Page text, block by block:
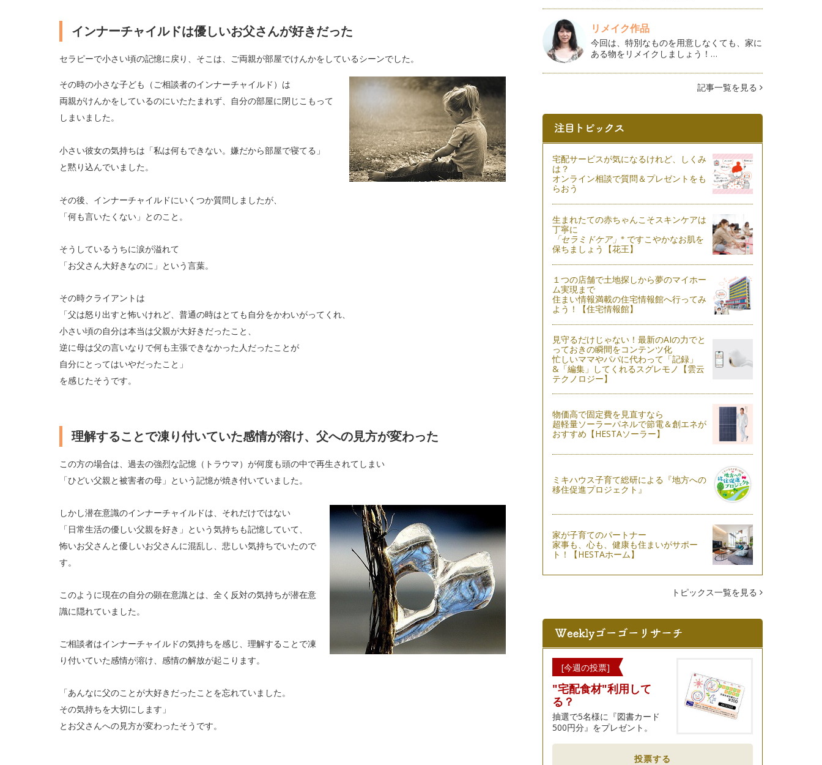
インナーチャイルドは優しいお父さんが好きだった
セラピーで小さい頃の記憶に戻り、そこは、ご両親が部屋でけんかをしているシーンでした。
その時の小さな子ども（ご相談者のインナーチャイルド）は
両親がけんかをしているのにいたたまれず、
自分の部屋に閉じこもって
しまいました。
小さい彼女の気持ちは「私は何もできない。嫌だから部屋で寝てる」
と黙り込んでいました。
その後、インナーチャイルドにいくつか質問しましたが、
「何も言いたくない」とのこと。
そうしているうちに涙が溢れて
「お父さん大好きなのに」という言葉。
その時クライアントは
「父は怒り出すと怖いけれど、普通の時はとても自分をかわいがってくれ、
小さい頃の自分は本当は父親が大好きだったこと、
逆に母は父の言いなりで何も主張できなかった 人だったことが
自分にとってはいやだったこと」
を感じたそうです。
理解することで凍り付いていた感情が溶け、父への見方が変わった
この方の場合は、過去の強烈な記憶（トラウマ）が何度も頭の中で再生されてしまい
「ひどい父親と被害者の母」という記憶が焼き付いていました。
しかし潜在意識のインナーチャイルドは、それだけではない
「日常生活の優しい父親を好き」という気持ちも記憶していて、
怖いお父さんと優しいお父さんに混乱し、悲しい気持ちでいたので
す。
このように現在の自分の顕在意識とは、全く反対の気持ちが潜在意
識に隠れていました。
ご相談者はインナーチャイルドの気持ちを感じ、理解することで凍
り付いていた感情が溶け、 感情の解放が起こります。
「あんなに父のことが大好きだったことを忘れていました。
その気持ちを大切にします」
とお父さんへの見方が変わったそうです。
リメイク作品
今回は、特別なものを用意しなくても、家に
ある物をリメイクしましょう！…
記事一覧を見る
宅配サービスが気になるけれど、しくみ
は？
オンライン相談で質問＆プレゼントをも
らおう
生まれたての赤ちゃんこそスキンケアは
丁寧に
「セラミドケア」 ※ですこやかなお肌を
保ちましょう【花王】
１つの店舗で土地探しから夢のマイホー
ム実現まで
住まい情報満載の住宅情報館へ行ってみ
よう！【住宅情報館】
見守るだけじゃない！最新のAIの力でと
っておきの瞬間をコンテンツ化
忙しいママやパパに代わって「記録」
&「編集」してくれるスグレモノ【雲云
テクノロジー】
物価高で固定費を見直すなら
超軽量ソーラーパネルで節電＆創エネが
おすすめ【HESTAソーラー】
ミキハウス子育て総研による『地方への
移住促進プロジェクト』
家が子育てのパートナー
家事も、心も、健康も住まいがサポー
ト！【HESTAホーム】
トピックス一覧を見る
[今週の投票]
"宅配食材"利用して
る？
抽選で5名様に『図書カード
500円分』をプレゼント。
投票する